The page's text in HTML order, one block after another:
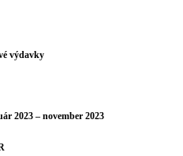
výdavky
2023 – november 2023